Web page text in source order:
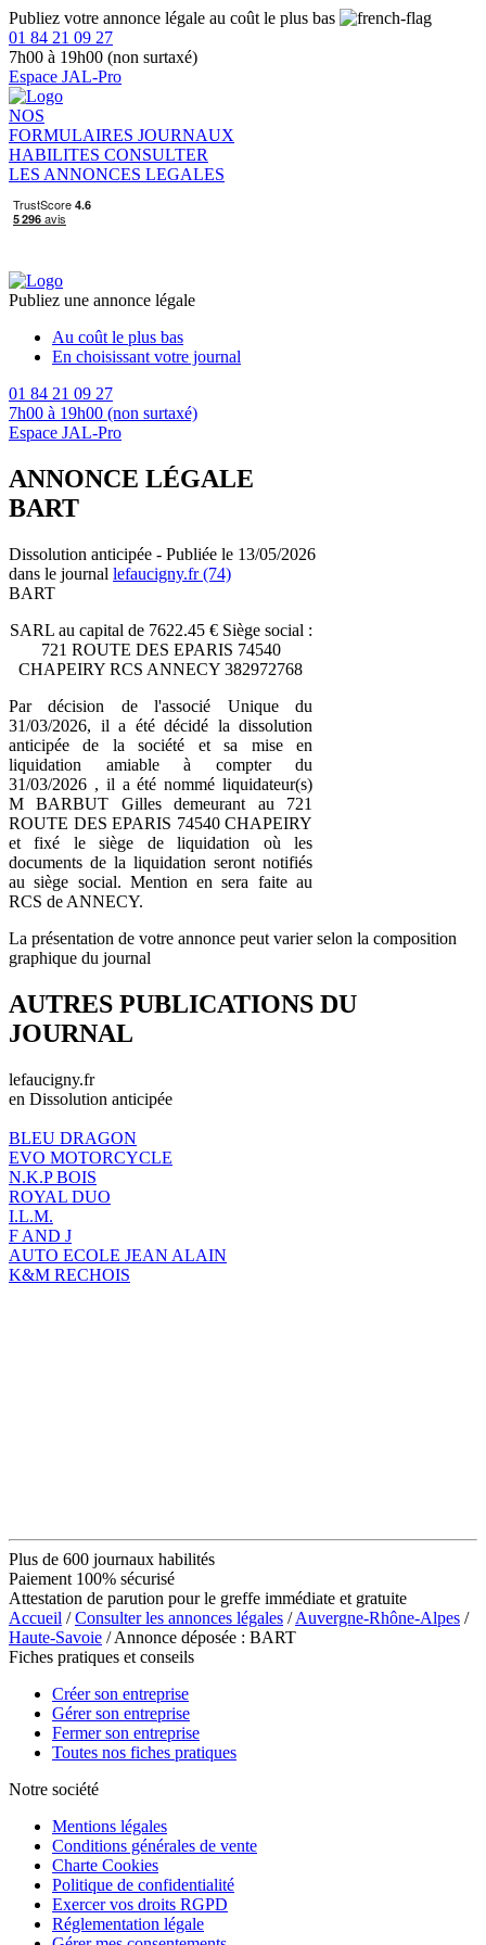
Publiez votre annonce légale au coût le plus bas
01 84 21 09 27
7h00 à 19h00 (non surtaxé)
Espace JAL-Pro
NOS
FORMULAIRES JOURNAUX
HABILITES CONSULTER
LES ANNONCES LEGALES
Publiez une annonce légale
Au coût le plus bas
En choisissant votre journal
01 84 21 09 27
7h00 à 19h00 (non surtaxé)
Espace JAL-Pro
ANNONCE LÉGALE
BART
Dissolution anticipée - Publiée le 13/05/2026
dans le journal lefaucigny.fr (74)
BART
SARL au capital de 7622.45 € Siège social :
721 ROUTE DES EPARIS 74540
CHAPEIRY RCS ANNECY 382972768
Par décision de l'associé Unique du
31/03/2026, il a été décidé la dissolution
anticipée de la société et sa mise en
liquidation amiable à compter du
31/03/2026 , il a été nommé liquidateur(s)
M BARBUT Gilles demeurant au 721
ROUTE DES EPARIS 74540 CHAPEIRY
et fixé le siège de liquidation où les
documents de la liquidation seront notifiés
au siège social. Mention en sera faite au
RCS de ANNECY.
La présentation de votre annonce peut varier selon la composition
graphique du journal
AUTRES PUBLICATIONS DU
JOURNAL
lefaucigny.fr
en Dissolution anticipée
BLEU DRAGON
EVO MOTORCYCLE
N.K.P BOIS
ROYAL DUO
I.L.M.
F AND J
AUTO ECOLE JEAN ALAIN
K&M RECHOIS
Plus de 600 journaux habilités
Paiement 100% sécurisé
Attestation de parution pour le greffe immédiate et gratuite
Accueil /Consulter les annonces légales /Auvergne-Rhône-Alpes /
Haute-Savoie / Annonce déposée : BART
Fiches pratiques et conseils
Créer son entreprise
Gérer son entreprise
Fermer son entreprise
Toutes nos fiches pratiques
Notre société
Mentions légales
Conditions générales de vente
Charte Cookies
Politique de confidentialité
Exercer vos droits RGPD
Réglementation légale